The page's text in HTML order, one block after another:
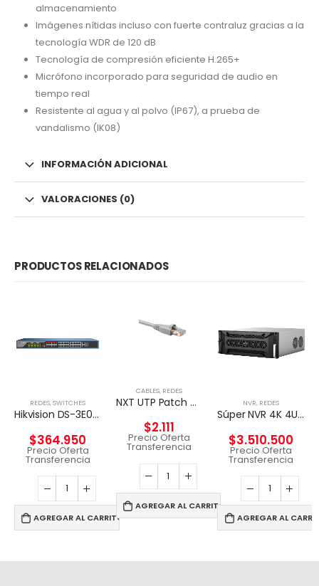
almacenamiento
Imágenes nítidas incluso con fuerte contraluz gracias a la
tecnología WDR de 120 dB
Tecnología de compresión eficiente H.265+
Micrófono incorporado para seguridad de audio en
tiempo real
Resistente al agua y al polvo (IP67), a prueba de
vandalismo (IK08)
INFORMACIÓN ADICIONAL
VALORACIONES (0)
PRODUCTOS RELACIONADOS
REDES,SWITCHES
Hikvision DS-3E0326P-E – Conmutador – sin gestionar – 24 x 10/100 (8 PoE) + 2 x Gigabit SFP (enlace ascendente) – sobremesa – PoE+ (370 W)
$364.950
Precio Oferta
Transferencia
AGREGAR AL CARRITO
CABLES, REDES
NXT UTP Patch Cord Cat5e 2m CM – GRIS
$2.111
Precio Oferta
Transferencia
AGREGAR AL CARRITO
NVR, REDES
Súper NVR 4K 4U de 256 canales
$3.510.500
Precio Oferta
Transferencia
AGREGAR AL